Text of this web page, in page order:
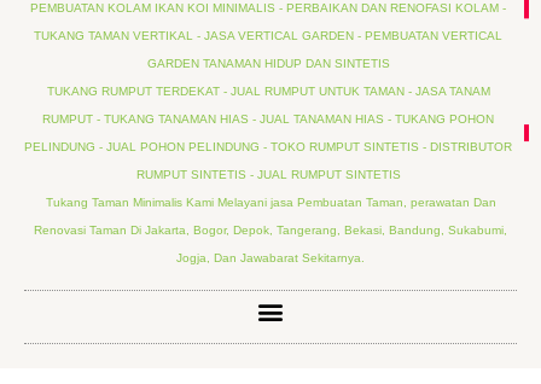
PEMBUATAN KOLAM IKAN KOI MINIMALIS - PERBAIKAN DAN RENOFASI KOLAM -
TUKANG TAMAN VERTIKAL - JASA VERTICAL GARDEN - PEMBUATAN VERTICAL
GARDEN TANAMAN HIDUP DAN SINTETIS
TUKANG RUMPUT TERDEKAT - JUAL RUMPUT UNTUK TAMAN - JASA TANAM
RUMPUT - TUKANG TANAMAN HIAS - JUAL TANAMAN HIAS - TUKANG POHON
PELINDUNG - JUAL POHON PELINDUNG - TOKO RUMPUT SINTETIS - DISTRIBUTOR
RUMPUT SINTETIS - JUAL RUMPUT SINTETIS
Tukang Taman Minimalis Kami Melayani jasa Pembuatan Taman, perawatan Dan
Renovasi Taman Di Jakarta, Bogor, Depok, Tangerang, Bekasi, Bandung, Sukabumi,
Jogja, Dan Jawabarat Sekitarnya.
Menu